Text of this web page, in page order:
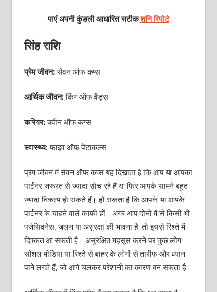
पाएं अपनी कुंडली आधारित सटीकशनि रिपोर्ट
सिंह राशि
प्रेम जीवन:सेवन ऑफ कप्स
आर्थिक जीवन:किंग ऑफ वैंड्स
करियर:क्वीन ऑफ कप्स
स्वास्थ्य:फाइव ऑफ पेंटाकल्स
प्रेम जीवन में सेवन ऑफ कप्स यह दिखाता है कि आप या आपका
पार्टनर जरूरत से ज्यादा सोच रहे हैं या फिर आपके सामने बहुत
ज्यादा विकल्प हो सकते हैं। हो सकता है कि आपके या आपके
पार्टनर के चाहने वाले काफी हों। अगर आप दोनों में से किसी भी
पजेसिवनेस, जलन या असुरक्षा की भावना है, तो इससे रिश्ते में
दिक्कत आ सकती है। असुरक्षित महसूस करने पर कुछ लोग
सोशल मीडिया या रिश्ते से बाहर के लोगों से तारीफ और ध्यान
पाने लगते हैं, जो आगे चलकर परेशानी का कारण बन सकता है।